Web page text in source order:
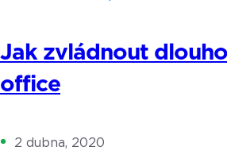
Jak zvládnout
office
2 dubna, 2020